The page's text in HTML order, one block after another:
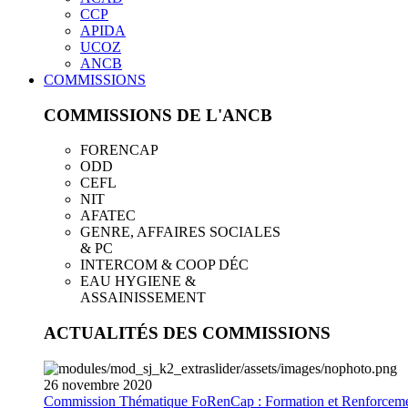
CCP
APIDA
UCOZ
ANCB
COMMISSIONS
COMMISSIONS DE L'ANCB
FORENCAP
ODD
CEFL
NIT
AFATEC
GENRE, AFFAIRES SOCIALES
& PC
INTERCOM & COOP DÉC
EAU HYGIENE &
ASSAINISSEMENT
ACTUALITÉS DES COMMISSIONS
26 novembre 2020
Commission Thématique FoRenCap : Formation et